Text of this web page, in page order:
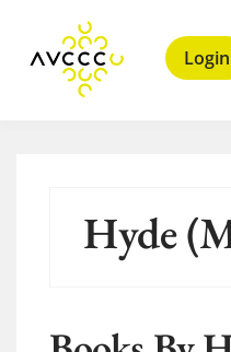
Login
Hyde